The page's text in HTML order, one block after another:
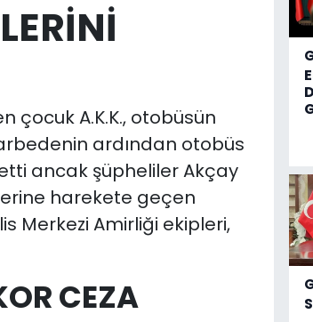
çocuk A.K.K., otobüsün
ardından otobüs
ancak şüpheliler Akçay
harekete geçen
Merkezi Amirliği ekipleri,
CEZA